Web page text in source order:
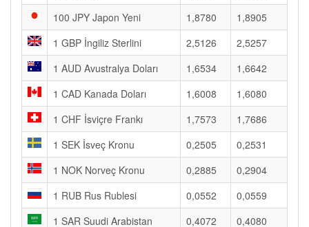
100 JPY Japon Yeni
1,8780
1,8905
1 GBP İngiliz Sterlini
2,5126
2,5257
1 AUD Avustralya Doları
1,6534
1,6642
1 CAD Kanada Doları
1,6008
1,6080
1 CHF İsviçre Frankı
1,7573
1,7686
1 SEK İsveç Kronu
0,2505
0,2531
1 NOK Norveç Kronu
0,2885
0,2904
1 RUB Rus Rublesi
0,0552
0,0559
1 SAR Suudi Arabistan
0,4072 0,4080